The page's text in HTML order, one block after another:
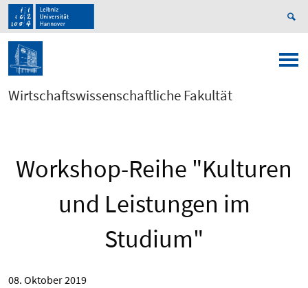
Wirtschaftswissenschaftliche Fakultät
Workshop-Reihe "Kulturen
und Leistungen im
Studium"
08. Oktober 2019